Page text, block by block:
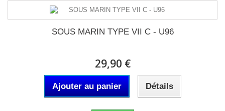
SOUS MARIN TYPE VII C - U96
29,90 €
Ajouter au panier Détails